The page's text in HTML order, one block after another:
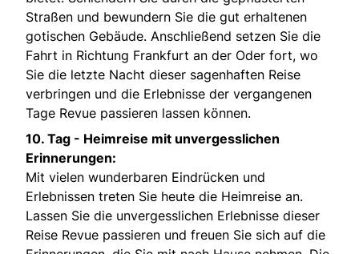
Straßen und bewundern Sie die gut erhaltenen
gotischen Gebäude. Anschließend setzen Sie die
Fahrt in Richtung Frankfurt an der Oder fort, wo
Sie die letzte Nacht dieser sagenhaften Reise
verbringen und die Erlebnisse der vergangenen
Tage Revue passieren lassen können.
10. Tag - Heimreise mit unvergesslichen
Erinnerungen:
Mit vielen wunderbaren Eindrücken und
Erlebnissen treten Sie heute die Heimreise an.
Lassen Sie die unvergesslichen Erlebnisse dieser
Reise Revue passieren und freuen Sie sich auf die